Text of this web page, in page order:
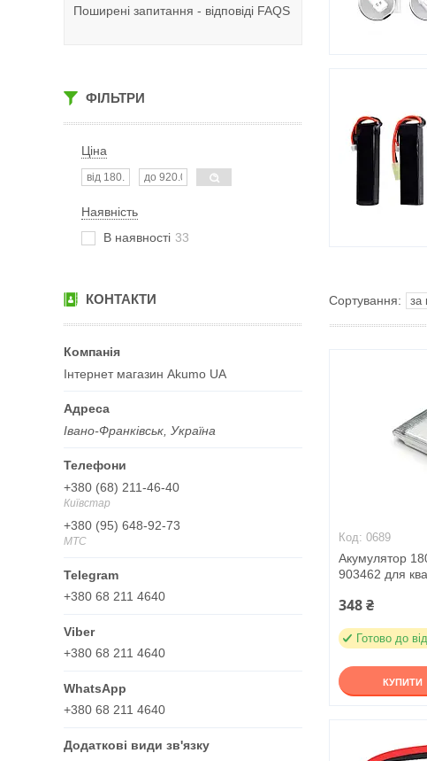
Поширені запитання - відповіді FAQS
ФІЛЬТРИ
Ціна
Наявність
В наявності 33
КОНТАКТИ
Інтернет магазин Akumo UA
Івано-Франківськ, Україна
+380 (68) 211-46-40
Київстар
+380 (95) 648-92-73
МТС
+380 68 211 4640
+380 68 211 4640
+380 68 211 4640
0689
Акумулятор
903462 для
348 ₴
Готово до
КУПИТИ